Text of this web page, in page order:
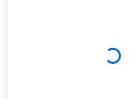
載入中…